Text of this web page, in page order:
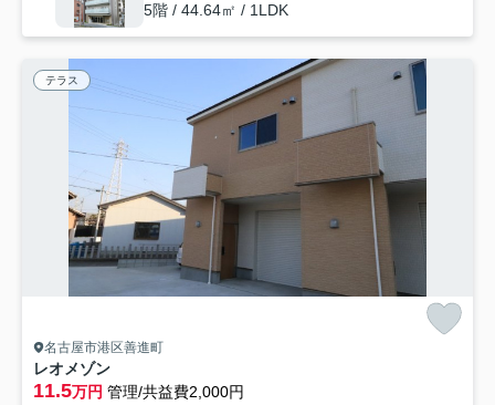
5階 / 44.64㎡ / 1LDK
テラス
名古屋市港区善進町
レオメゾン
11.5万円 管理/共益費2,000円